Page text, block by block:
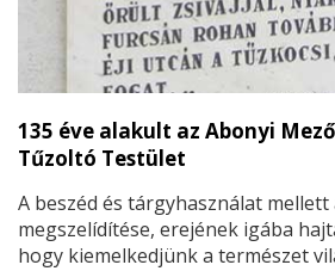
135 éve alakult az Abonyi
Tűzoltó Testület
A beszéd és tárgyhasználat mellett
megszelídítése, erejének igába
hogy kiemelkedjünk a természet